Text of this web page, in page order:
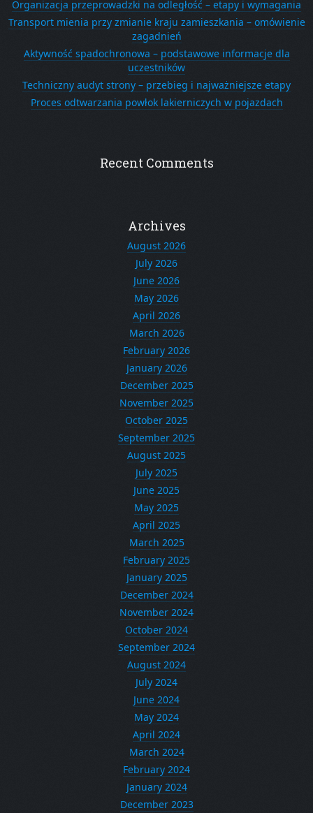
Organizacja przeprowadzki na odległość – etapy i wymagania
Transport mienia przy zmianie kraju zamieszkania – omówienie
zagadnień
Aktywność spadochronowa – podstawowe informacje dla
uczestników
Techniczny audyt strony – przebieg i najważniejsze etapy
Proces odtwarzania powłok lakierniczych w pojazdach
Recent Comments
Archives
August 2026
July 2026
June 2026
May 2026
April 2026
March 2026
February 2026
January 2026
December 2025
November 2025
October 2025
September 2025
August 2025
July 2025
June 2025
May 2025
April 2025
March 2025
February 2025
January 2025
December 2024
November 2024
October 2024
September 2024
August 2024
July 2024
June 2024
May 2024
April 2024
March 2024
February 2024
January 2024
December 2023